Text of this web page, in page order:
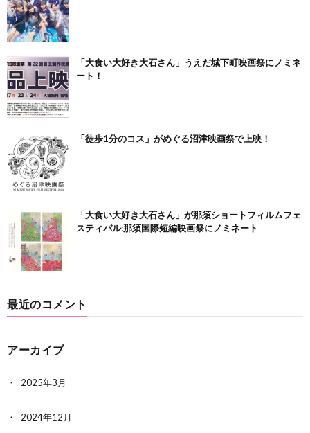
「大食い大好き大石さん」うえだ城下町映画祭にノミネ
ート！
「徒歩1分のコス」がめぐる沼津映画祭で上映！
「大食い大好き大石さん」が那須ショートフィルムフェ
スティバル:那須国際短編映画祭にノミネート
最近のコメント
アーカイブ
2025年3月
2024年12月